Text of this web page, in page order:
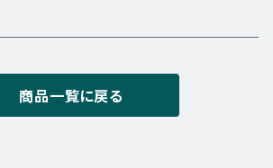
商品一覧に戻る